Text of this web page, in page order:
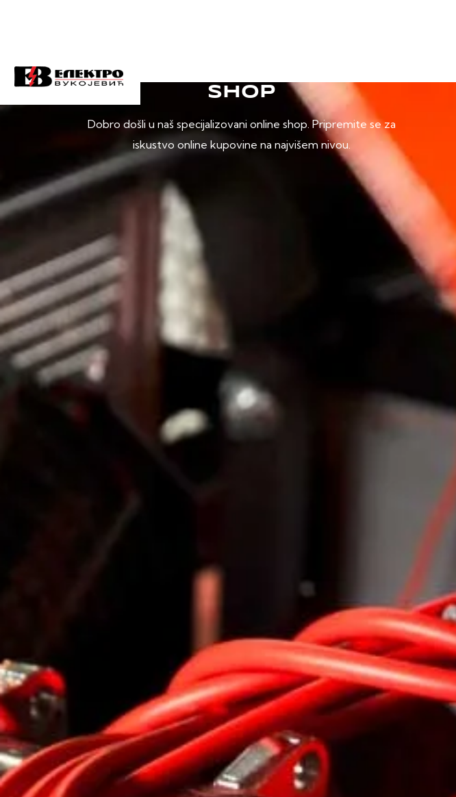
SHOP
Dobro došli u naš specijalizovani online shop. Pripremite se za
iskustvo online kupovine na najvišem nivou.